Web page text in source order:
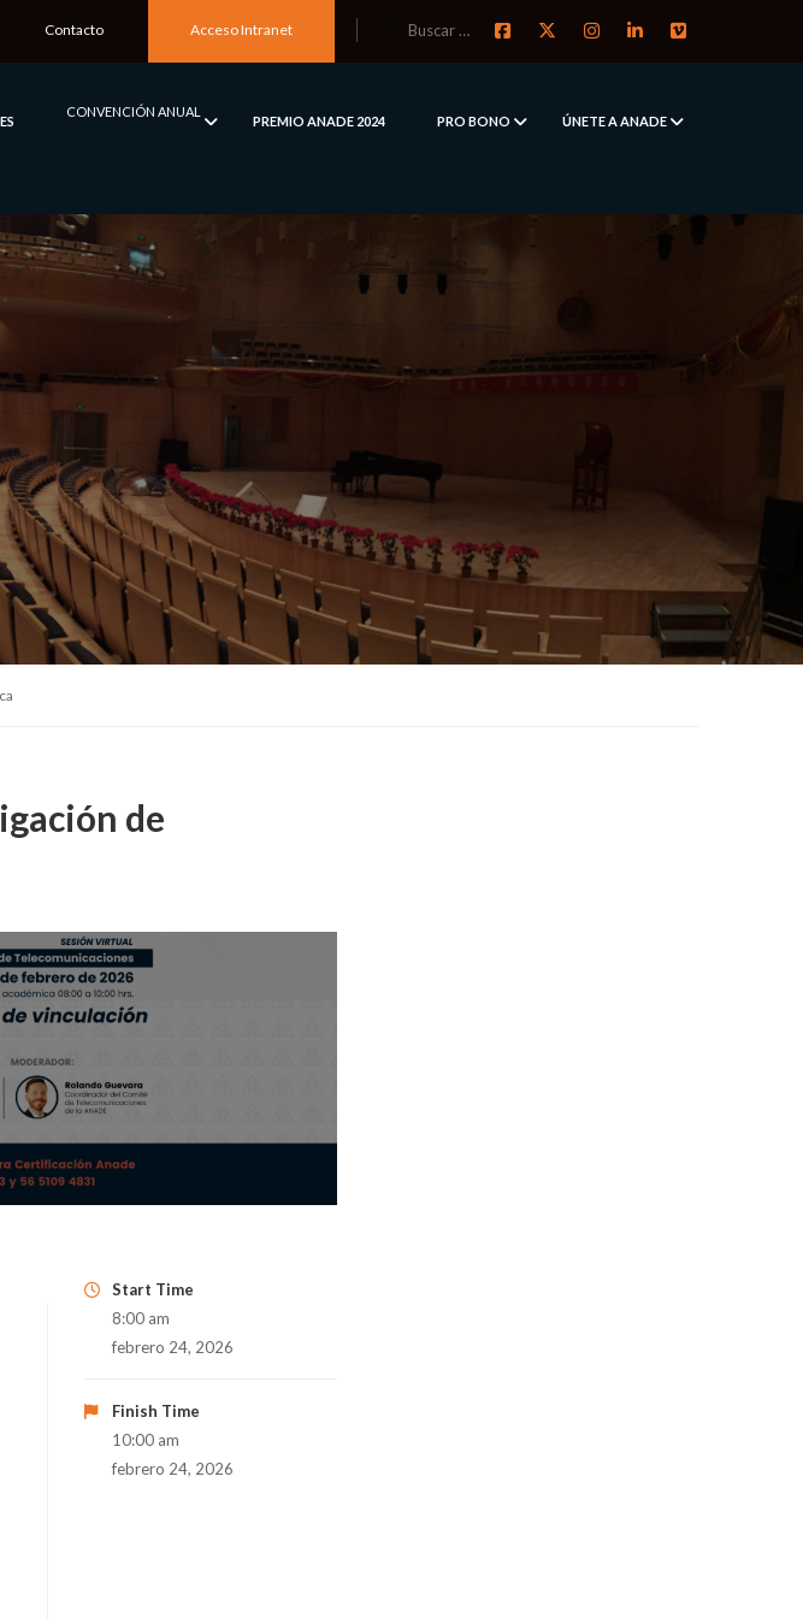
Contacto Acceso Intranet
CONVENCIÓN ANUAL
PREMIO ANADE 2024 PRO BONO ÚNETE A ANADE
de
Start Time
8:00 am
febrero 24, 2026
Finish Time
10:00 am
febrero 24, 2026